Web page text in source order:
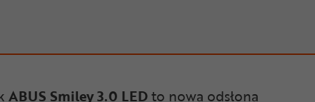
ABUS Smiley 3.0 LEDto nowa odsłona